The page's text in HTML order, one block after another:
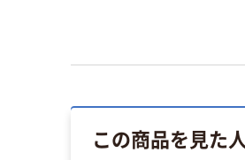
この商品を見た